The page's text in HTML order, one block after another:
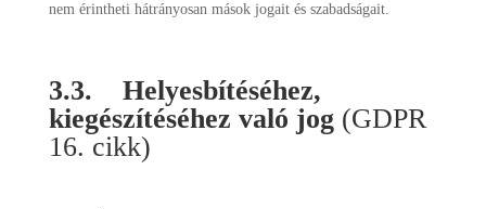
nem érintheti hátrányosan mások jogait és szabadságait.
3.3.
Helyesbítéséhez,
kiegészítéséhez való jog (GDPR
16. cikk)